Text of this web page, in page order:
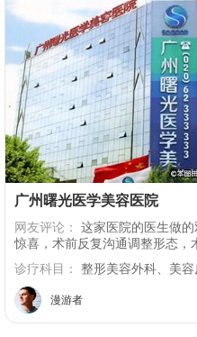
广州曙光医学美容医院
网友评论：
惊喜，术前反复沟通调整形态，
很快，线条自然流畅，完全是想
感，服务全程贴心到位。
诊疗科目： 整形美容外科、美容皮肤科、无创中心、麻醉科、美容牙科、美容中医科、植
漫游者